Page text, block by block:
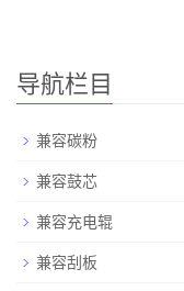
导航栏目
兼容碳粉
兼容鼓芯
兼容充电辊
兼容刮板